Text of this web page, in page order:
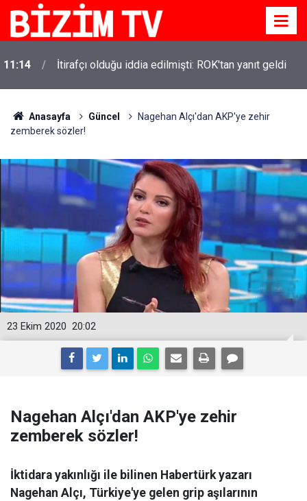
11:14 İtirafçı olduğu iddia edilmişti: ROK'tan yanıt geldi
Anasayfa Güncel
Nagehan Alçı'dan AKP'ye zehir
zemberek sözler!
20:02
23 Ekim 2020
Nagehan Alçı'dan AKP'ye zehir
zemberek sözler!
İktidara yakınlığı ile bilinen Habertürk yazarı
Nagehan Alçı, Türkiye'ye gelen grip aşılarının